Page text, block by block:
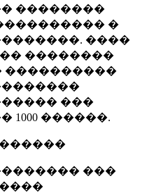
��������
�
����
��������
����������
���
1000 ������.
���